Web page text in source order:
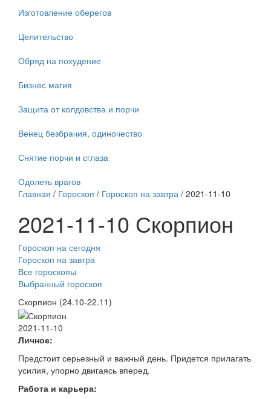
Изготовление оберегов
Целительство
Обряд на похудение
Бизнес магия
Защита от колдовства и порчи
Венец безбрачия, одиночество
Снятие порчи и сглаза
Одолеть врагов
Главная / Гороскоп / Гороскоп на завтра / 2021-11-10
2021-11-10 Скорпион
Гороскоп на сегодня
Гороскоп на завтра
Все гороскопы
Выбранный гороскоп
Скорпион (24.10-22.11)
2021-11-10
Личное:
Предстоит серьезный и важный день. Придется прилагать
усилия, упорно двигаясь вперед.
Работа и карьера: